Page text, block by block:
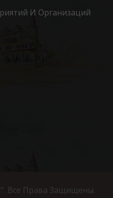
И Организаций
Все Права Защищены.